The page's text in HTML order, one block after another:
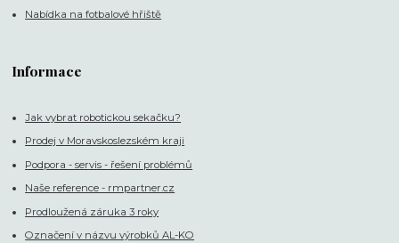
Nabídka na fotbalové hřiště
Informace
Jak vybrat robotickou sekačku?
Prodej v Moravskoslezském kraji
Podpora - servis - řešení problémů
Naše reference - rmpartner.cz
Prodloužená záruka 3 roky
Označení v názvu výrobků AL-KO